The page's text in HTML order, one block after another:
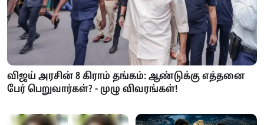
விஜய் அரசின் 8 கிராம் தங்கம்: ஆண்டுக்கு எத்தனை
பேர் பெறுவார்கள்? - முழு விவரங்கள்!